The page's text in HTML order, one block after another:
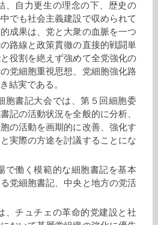
、自力更生の理念の下、歴史の
でも社会主義建設で収められて
成果は、党と大衆の血脈を一つ
路線と政策貫徹の直接的戦闘単
役割を絶えず強めて全党強化の
党細胞重視思想、党細胞強化路
結実である。
胞書記大会では、第５回細胞委
記の活動状況を全般的に分析、
の活動を画期的に改善、強化す
実際の方途を討議することにな
で働く模範的な細胞書記を基本
党細胞書記、中央と地方の党活
、チュチェの革命的党建設と社